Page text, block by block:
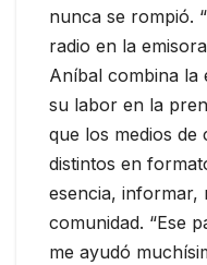
nunca se rompió.
radio en la
Aníbal combina la
su labor en la
que los medios de
distintos en
esencia,
comunidad. “Ese
me ayudó